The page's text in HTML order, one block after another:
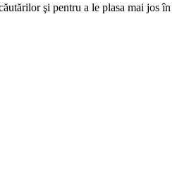
şi pentru a le plasa mai jos în